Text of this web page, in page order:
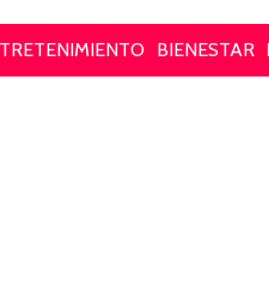
BIENESTAR